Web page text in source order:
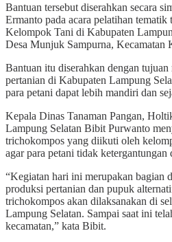
Bantuan tersebut diserahkan secara
Ermanto pada acara pelatihan tematik
Kelompok Tani di Kabupaten
Desa Munjuk Sampurna, Kecamatan
Bantuan itu diserahkan dengan
pertanian di Kabupaten Lampung
para petani dapat lebih mandiri dan
Kepala Dinas Tanaman Pangan,
Lampung Selatan Bibit Purwanto
trichokompos yang diikuti oleh
agar para petani tidak
“Kegiatan hari ini merupakan bagian
produksi pertanian dan pupuk
trichokompos akan dilaksanakan di
Lampung Selatan. Sampai saat ini
kecamatan,” kata Bibit.